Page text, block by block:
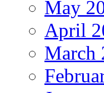
May
April
March